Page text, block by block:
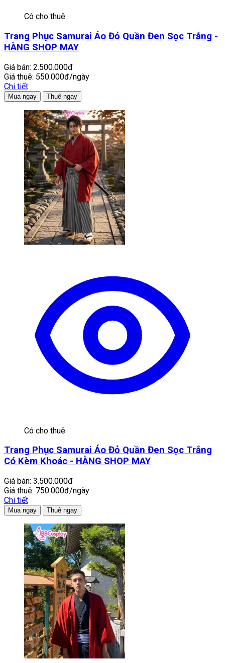
Có cho thuê
Trang Phục Samurai Áo Đỏ Quần Đen Sọc Trắng -
HÀNG SHOP MAY
Giá bán: 2.500.000đ
Giá thuê: 550.000đ/ngày
Chi tiết
Mua ngay Thuê ngay
Có cho thuê
Trang Phục Samurai Áo Đỏ Quần Đen Sọc Trắng
Có Kèm Khoác - HÀNG SHOP MAY
Giá bán: 3.500.000đ
Giá thuê: 750.000đ/ngày
Chi tiết
Mua ngay Thuê ngay